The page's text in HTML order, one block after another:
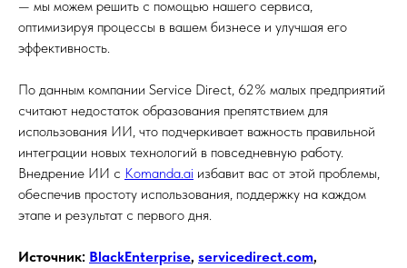
— мы можем решить с помощью нашего сервиса,
оптимизируя процессы в вашем бизнесе и улучшая его
эффективность.
По данным компании Service Direct, 62% малых предприятий
считают недостаток образования препятствием для
использования ИИ, что подчеркивает важность правильной
интеграции новых технологий в повседневную работу.
Внедрение ИИ с Komanda.ai избавит вас от этой проблемы,
обеспечив простоту использования, поддержку на каждом
этапе и результат с первого дня.
Источник: BlackEnterprise, servicedirect.com,